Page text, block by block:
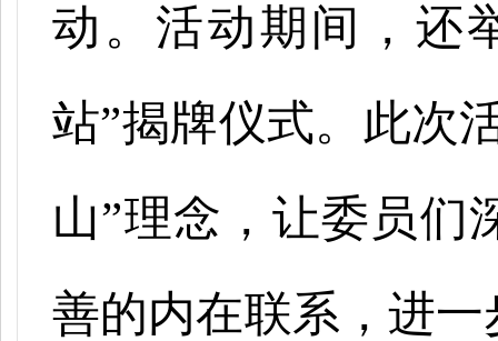
动。活动期间，还
站”揭牌仪式。此次
山”理念，让委员们
善的内在联系，进